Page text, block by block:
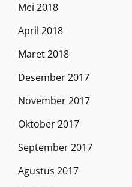
Mei 2018
April 2018
Maret 2018
Desember 2017
November 2017
Oktober 2017
September 2017
Agustus 2017